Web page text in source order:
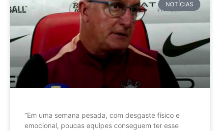
NOTÍCIAS
”Em uma semana pesada, com desgaste físico e
emocional, poucas equipes conseguem ter esse